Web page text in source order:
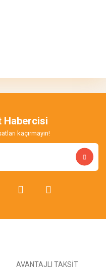
Habercisi
kaçırmayın!
AVANTAJLI TAKSİT